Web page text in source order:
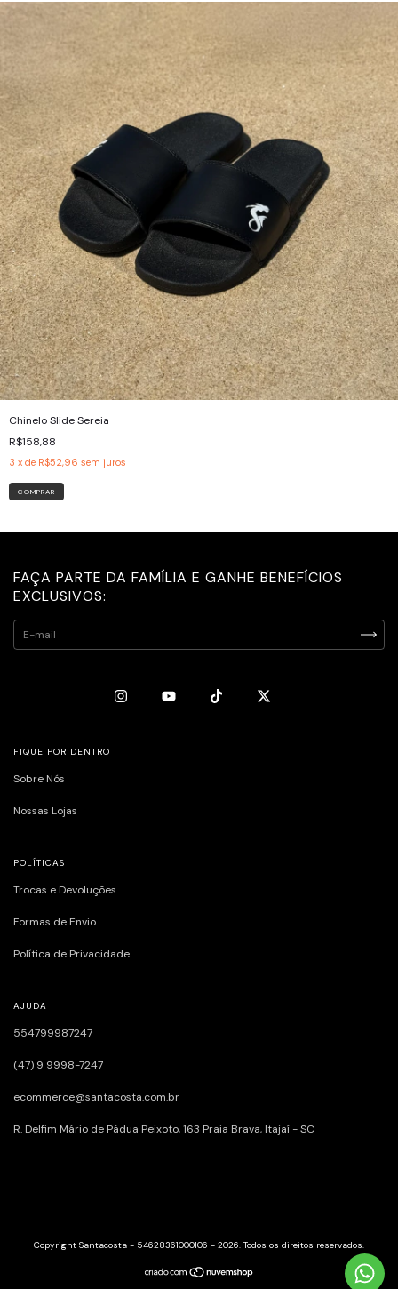
Chinelo Slide Sereia
R$158,88
3 x de R$52,96 sem juros
COMPRAR
FAÇA PARTE DA FAMÍLIA E GANHE BENEFÍCIOS
EXCLUSIVOS:
FIQUE POR DENTRO
Sobre Nós
Nossas Lojas
POLÍTICAS
Trocas e Devoluções
Formas de Envio
Política de Privacidade
AJUDA
554799987247
(47) 9 9998-7247
ecommerce@santacosta.com.br
R. Delfim Mário de Pádua Peixoto, 163ㅤㅤㅤㅤㅤㅤㅤㅤㅤㅤㅤㅤ Praia Brava, Itajaí - SC
Copyright Santacosta - 54628361000106 - 2026. Todos os direitos reservados.